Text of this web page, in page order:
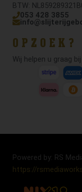
BTW:
053 428 3855
OPZOEK?
Wij helpen u graag
Powered by: RS
https://